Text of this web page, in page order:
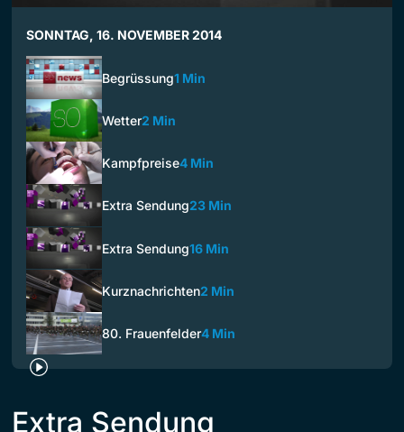
SONNTAG, 16. NOVEMBER 2014
Begrüssung1 Min
Wetter2 Min
Kampfpreise4 Min
Extra Sendung23 Min
Extra Sendung16 Min
Kurznachrichten2 Min
80. Frauenfelder4 Min
Extra Sendung